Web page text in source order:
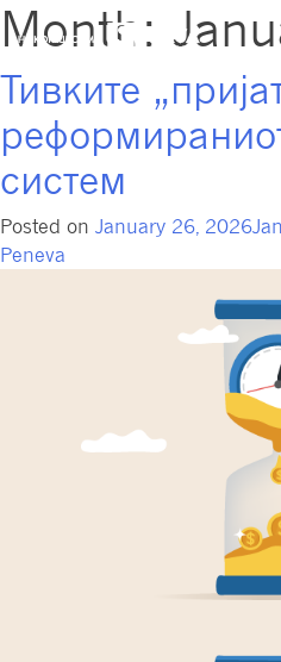
Month:
Тивките
систем
Posted on January 26, 2026
Peneva